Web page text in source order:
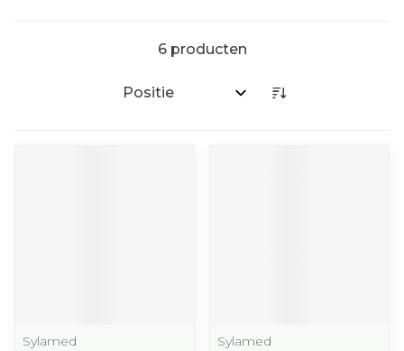
6producten
Sorteer op:
Sylamed
Sylamed